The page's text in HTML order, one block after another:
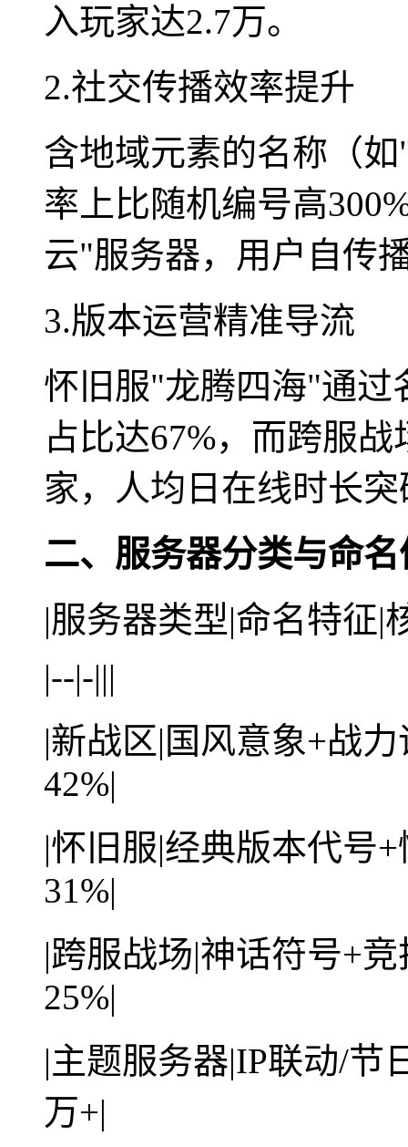
入玩家达2.7万。
2.社交传播效率提升
含地域元素的名称（
率上比随机编号高
云"服务器，用户自传
3.版本运营精准导流
怀旧服"龙腾四海"通过
占比达67%，而跨服
家，人均日在线时长
二、服务器分类与命名
|服务器类型|命名特征|
|--|-|||
|新战区|国风意象+战
42%|
|怀旧服|经典版本代号
31%|
|跨服战场|神话符号+
25%|
|主题服务器|IP联动/节
万+|